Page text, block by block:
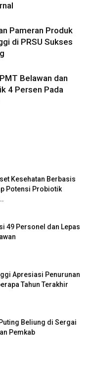
Pameran Produk
di PRSU Sukses
Belawan dan
4 Persen Pada
Kesehatan Berbasis
Potensi Probiotik
49 Personel dan Lepas
Apresiasi Penurunan
Tahun Terakhir
Beliung di Sergai
Pemkab